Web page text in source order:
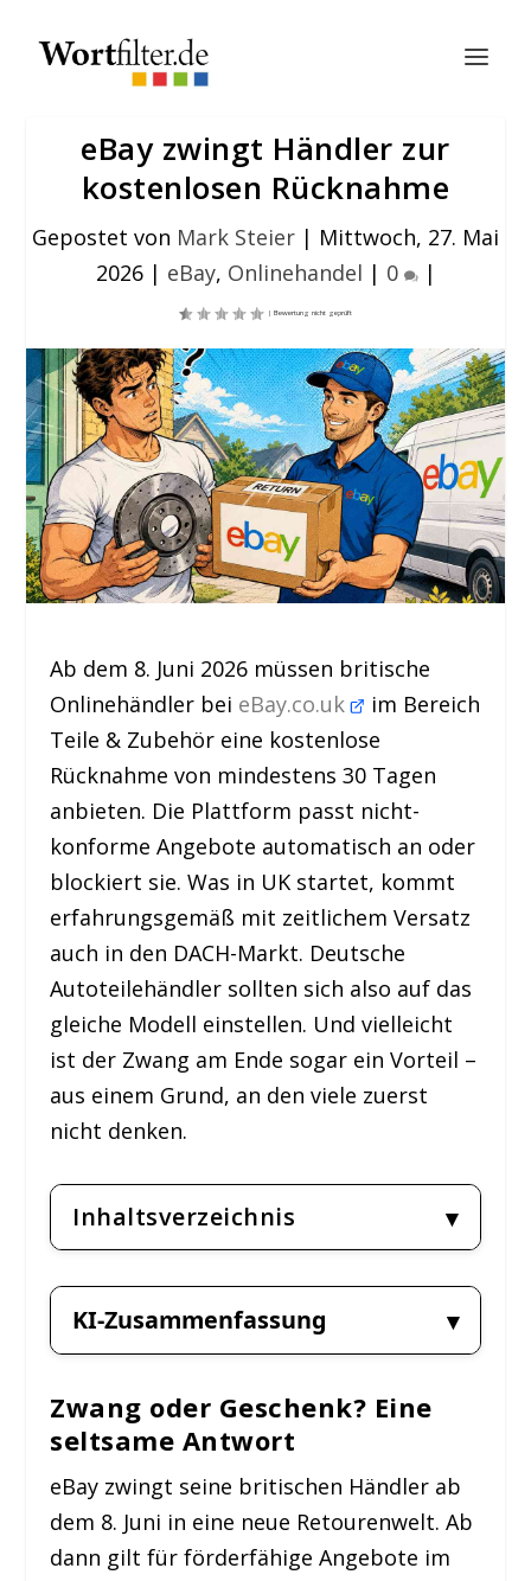
eBay zwingt Händler zur
kostenlosen Rücknahme
Gepostet von Mark Steier | Mittwoch, 27. Mai
2026| eBay, Onlinehandel | 0 |
Ab dem 8. Juni 2026 müssen britische
Onlinehändler bei eBay.co.uk
im Bereich
Teile & Zubehör eine kostenlose
Rücknahme von mindestens 30 Tagen
anbieten. Die Plattform passt nicht-
konforme Angebote automatisch an oder
blockiert sie. Was in UK startet, kommt
erfahrungsgemäß mit zeitlichem Versatz
auch in den DACH-Markt. Deutsche
Autoteilehändler sollten sich also auf das
gleiche Modell einstellen. Und vielleicht
ist der Zwang am Ende sogar ein Vorteil –
aus einem Grund, an den viele zuerst
nicht denken.
Inhaltsverzeichnis
KI-Zusammenfassung
Zwang oder Geschenk? Eine
seltsame Antwort
eBay zwingt seine britischen Händler ab
dem 8. Juni in eine neue Retourenwelt. Ab
dann gilt für förderfähige Angebote im